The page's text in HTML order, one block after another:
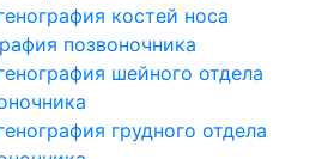
костей носа
позвоночника
шейного отдела
грудного отдела